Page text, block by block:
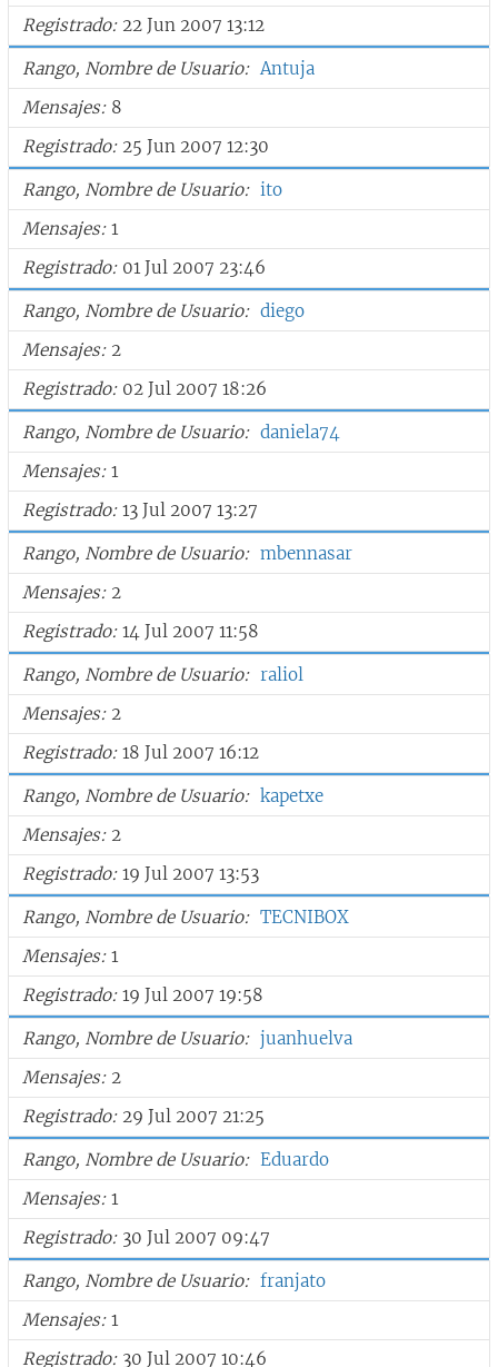
Registrado 22 Jun 2007 13:12
Rango, Nombre de Usuario
Antuja
Mensajes 8
Registrado 25 Jun 2007 12:30
Rango, Nombre de Usuario
ito
Mensajes 1
Registrado 01 Jul 2007 23:46
Rango, Nombre de Usuario
diego
Mensajes 2
Registrado 02 Jul 2007 18:26
Rango, Nombre de Usuario
daniela74
Mensajes 1
Registrado 13 Jul 2007 13:27
Rango, Nombre de Usuario
mbennasar
Mensajes 2
Registrado 14 Jul 2007 11:58
Rango, Nombre de Usuario
raliol
Mensajes 2
Registrado 18 Jul 2007 16:12
Rango, Nombre de Usuario
kapetxe
Mensajes 2
Registrado 19 Jul 2007 13:53
Rango, Nombre de Usuario
TECNIBOX
Mensajes 1
Registrado 19 Jul 2007 19:58
Rango, Nombre de Usuario
juanhuelva
Mensajes 2
Registrado 29 Jul 2007 21:25
Rango, Nombre de Usuario
Eduardo
Mensajes 1
Registrado 30 Jul 2007 09:47
Rango, Nombre de Usuario
franjato
Mensajes 1
Registrado 30 Jul 2007 10:46